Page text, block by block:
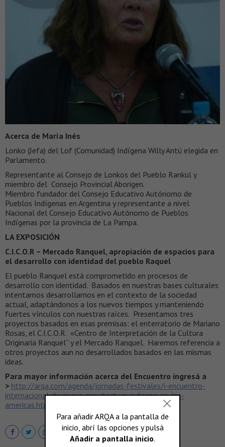
Acerca de María Inés
Lonko (Jefa) del Lof (Comunidad) Indígena Willy Antú elegida en
Parlamento.
Representante al Consejo de Lonkos del Pueblo Rankül y
miembro del Consejo Provincial Aborigen.
Miembro fundador del Consejo Educativo Autónomo de
Pueblos Indígenas en Argentina y representante a nivel
Nacional del Consejo Educativo Autónomo de Pueblos
Indígenas por la provincia de La Pampa.
LA EXPOSICIÓN
C.I.C.O.R – Mercado Ranquel, apropiación de espacios para
el desarrollo con identidad del pueblo Raquel
El pueblo Ranquel está comprometido en procesos de
desarrollo con identidad. Basados en nuestras bases culturales
intentamos desarrollarnos en el contexto de la sociedad
actual, adaptándonos a los nuevos tiempos y manteniendo
fuertes vínculos con nuestras raíces. Presentamos tres
proyectos basados en esas premisas: el enterratorio de Mariano
Rosas, el C.I.C.O.R. «Centro de Interpretación de la Cultura
Originaria Ranquel” y el Mercado Ranquel. Haremos referencia a
otros proyectos aun no desarrollados basados en las mismas
ideas.
Para mayor información acerca del Encuentro ingresá a
> http://arqa.com/agenda/jornadas-festivales/i-encuentro-
internacional-de-nueva-arquitectura-indigena-en-las-
americas.html